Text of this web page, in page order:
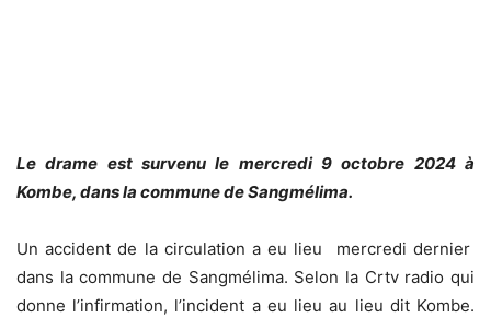
Le drame est survenu le mercredi 9 octobre 2024 à
Kombe, dans la commune de Sangmélima.
Un accident de la circulation a eu lieu mercredi dernier
dans la commune de Sangmélima. Selon la Crtv radio qui
donne l’infirmation, l’incident a eu lieu au lieu dit Kombe.